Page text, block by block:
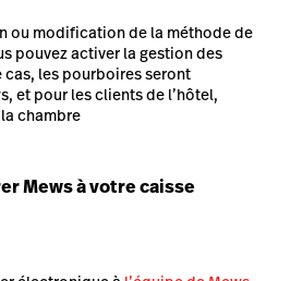
ou modification de la méthode de
pouvez activer la gestion des
cas, les pourboires seront
et pour les clients de l’hôtel,
chambre
Mews à votre caisse